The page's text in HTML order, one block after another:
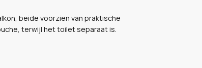
beide voorzien van praktische
terwijl het toilet separaat is.